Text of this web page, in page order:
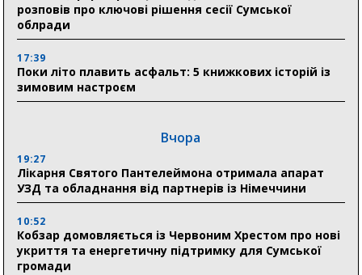
розповів про ключові рішення сесії Сумської
облради
17:39
Поки літо плавить асфальт: 5 книжкових історій із
зимовим настроєм
Вчора
19:27
Лікарня Святого Пантелеймона отримала апарат
УЗД та обладнання від партнерів із Німеччини
10:52
Кобзар домовляється із Червоним Хрестом про нові
укриття та енергетичну підтримку для Сумської
громади